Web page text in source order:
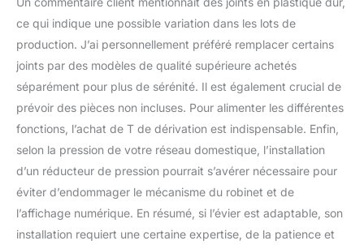
ce qui indique une possible variation dans les lots de
production. J’ai personnellement préféré remplacer certains
joints par des modèles de qualité supérieure achetés
séparément pour plus de sérénité. Il est également crucial de
prévoir des pièces non incluses. Pour alimenter les différentes
fonctions, l’achat de T de dérivation est indispensable. Enfin,
selon la pression de votre réseau domestique, l’installation
d’un réducteur de pression pourrait s’avérer nécessaire pour
éviter d’endommager le mécanisme du robinet et de
l’affichage numérique. En résumé, si l’évier est adaptable, son
installation requiert une certaine expertise, de la patience et